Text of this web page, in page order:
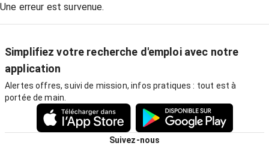
Une erreur est survenue.
Simplifiez votre recherche d'emploi avec notre
application
Alertes offres, suivi de mission, infos pratiques : tout est à
portée de main.
Suivez-nous